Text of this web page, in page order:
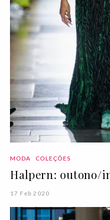
MODA COLEÇÕES
Halpern: outono/
17 Feb 2020